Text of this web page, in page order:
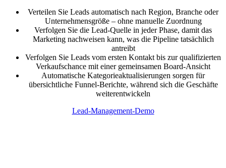
Verteilen Sie Leads automatisch nach Region, Branche oder
Unternehmensgröße – ohne manuelle Zuordnung
Verfolgen Sie die Lead-Quelle in jeder Phase, damit das
Marketing nachweisen kann, was die Pipeline tatsächlich
antreibt
Verfolgen Sie Leads vom ersten Kontakt bis zur qualifizierten
Verkaufschance mit einer gemeinsamen Board-Ansicht
Automatische Kategorieaktualisierungen sorgen für
übersichtliche Funnel-Berichte, während sich die Geschäfte
weiterentwickeln
Lead-Management-Demo